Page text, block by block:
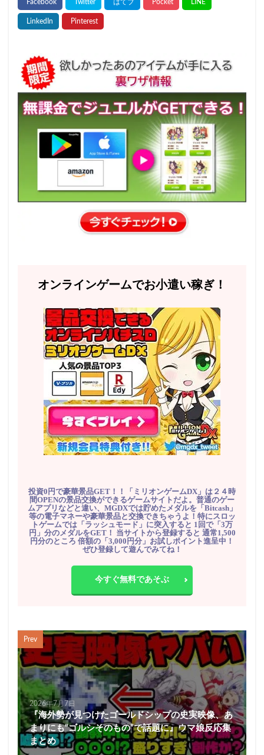
オンラインゲームでお小遣い稼ぎ！
投資0円で豪華景品GET！！「ミリオンゲームDX」は２４時
間OPENの景品交換ができるゲームサイトだよ。普通のゲー
ムアプリなどと違い、MGDXでは貯めたメダルを「Bitcash」
等の電子マネーや豪華景品と交換できちゃうよ！特にスロッ
トゲームでは「ラッシュモード」に突入すると 1回で「3万
円」分のメダルをGET！ 当サイトから登録すると 通常1,500
円分のところ 倍額の「3,000円分」お試しポイント進呈中！
ぜひ登録して遊んでみてね！
今すぐ無料であそぶ
Prev
2026年7月7日
『海外勢が見つけたゴールドシップの史実映像、あ
まりにも“ゴルシそのもの”で話題に』ウマ娘反応集
まとめ